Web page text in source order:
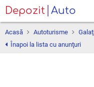
Depozit Auto
Acasă Autoturisme
Înapoi la lista cu anunţuri